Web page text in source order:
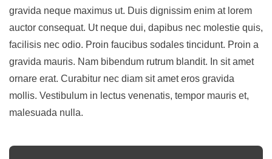
gravida neque maximus ut. Duis dignissim enim at lorem
auctor consequat. Ut neque dui, dapibus nec molestie quis,
facilisis nec odio. Proin faucibus sodales tincidunt. Proin a
gravida mauris. Nam bibendum rutrum blandit. In sit amet
ornare erat. Curabitur nec diam sit amet eros gravida
mollis. Vestibulum in lectus venenatis, tempor mauris et,
malesuada nulla.